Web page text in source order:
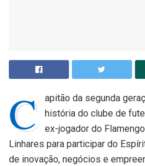
C
apitão da segunda
história do clube de
ex-jogador do
Linhares para participar do
de inovação, negócios e